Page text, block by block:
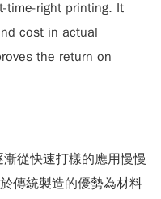
time-right printing. It
cost in actual
the return on
從快速打樣的應用慢慢
傳統製造的優勢為材料